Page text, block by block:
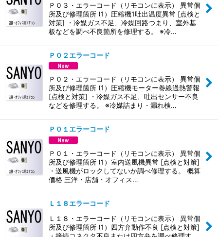
Ｐ０３・エラーコード（リモコンに表示） 異常個
所及び修理箇所 (1）圧縮機1吐出温度異常 [点検と
対策] ・冷媒ガス不足、冷媒回路つまり、室外基
板などを調べ不良箇所を修理する。 ※冷…
Ｐ０２エラーコード
Ｐ０２・エラーコード（リモコンに表示） 異常個
所及び修理箇所 (1）圧縮機モーター巻線過熱警報
[点検と対策] ・冷媒ガス不足、吐出センサー不良
などを修理する。 ※冷媒詰まり・漏れ検…
Ｐ０１エラーコード
Ｐ０１・エラーコード（リモコンに表示） 異常個
所及び修理箇所 (1）室内送風機異常 [点検と対策]
・送風機がロックしてないか調べ修理する。 概算
価格 三洋・店舗・オフィス…
Ｌ１８エラーコード
Ｌ１８・エラーコード（リモコンに表示） 異常個
所及び修理箇所 (1）四方弁動作不良 [点検と対策]